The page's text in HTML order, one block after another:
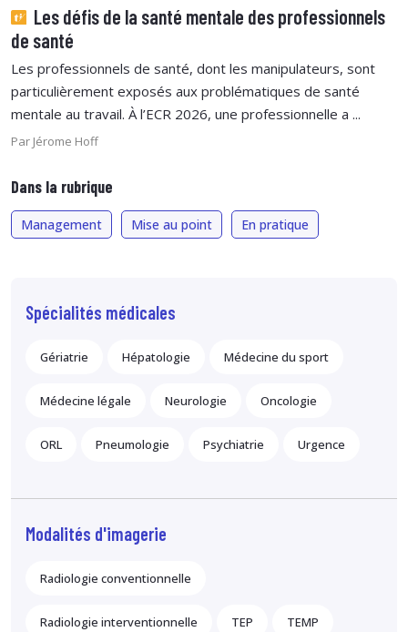
Les défis de la santé mentale des professionnels
de santé
Les professionnels de santé, dont les manipulateurs, sont
particulièrement exposés aux problématiques de santé
mentale au travail. À l’ECR 2026, une professionnelle a ...
Par Jérome Hoff
Dans la rubrique
Management Mise au point En pratique
Spécialités médicales
Gériatrie Hépatologie Médecine du sport
Médecine légale Neurologie Oncologie
ORL Pneumologie Psychiatrie Urgence
Modalités d'imagerie
Radiologie conventionnelle
Radiologie interventionnelle TEP TEMP